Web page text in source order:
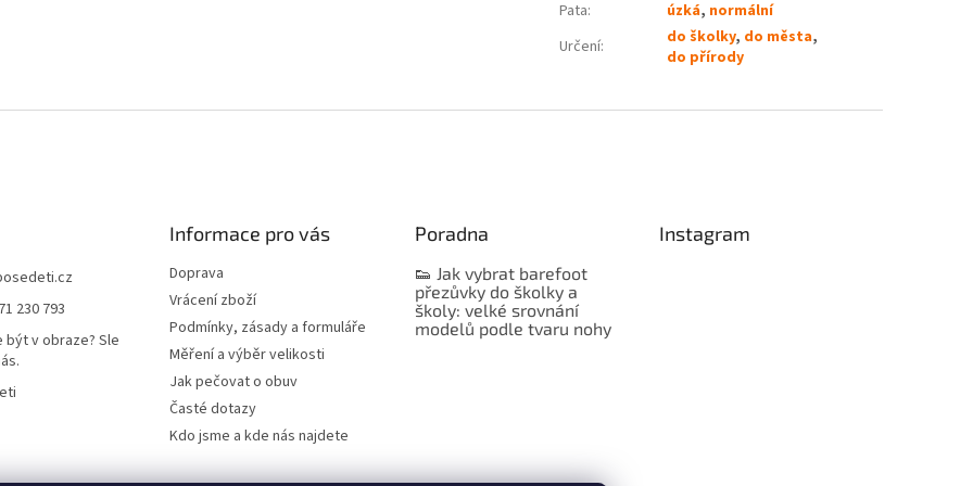
Pata: úzká, normální
Určení: do školky, do města,
do přírody
230 793
být v obraze? Sle
Informace pro vás
Doprava
Vrácení zboží
Podmínky, zásady a formuláře
Měření a výběr velikosti
Jak pečovat o obuv
Časté dotazy
Kdo jsme a kde nás najdete
Poradna
👟 Jak vybrat barefoot
přezůvky do školky a
školy: velké srovnání
modelů podle tvaru nohy
Instagram